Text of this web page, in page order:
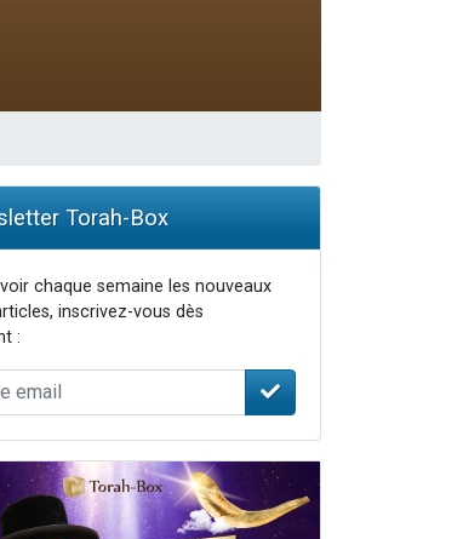
Torah-Box
chaque semaine les nouveaux
inscrivez-vous dès
: